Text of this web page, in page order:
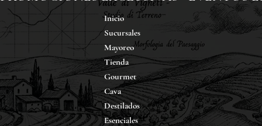
Inicio
Sucursales
Mayoreo
Tienda
Gourmet
Cava
Destilados
Esenciales